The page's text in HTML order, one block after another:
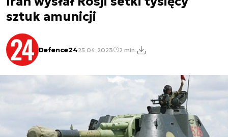
sztuk amunicji
Defence2425.04.2023 2 min.